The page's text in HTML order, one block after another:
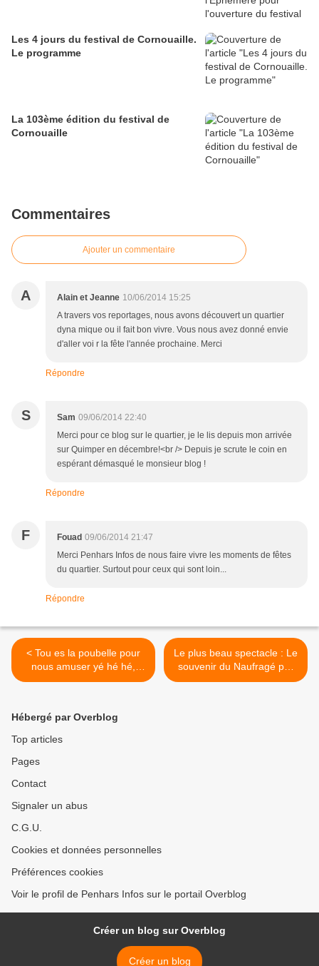
Les 4 jours du festival de Cornouaille.
Le programme
La 103ème édition du festival de
Cornouaille
Commentaires
Ajouter un commentaire
A Alain et Jeanne 10/06/2014 15:25
A travers vos reportages, nous avons découvert un quartier
dyna mique ou il fait bon vivre. Vous nous avez donné envie
d'aller voi r la fête l'année prochaine. Merci
Répondre
S Sam 09/06/2014 22:40
Merci pour ce blog sur le quartier, je le lis depuis mon arrivée
sur Quimper en décembre!<br /> Depuis je scrute le coin en
espérant démasqué le monsieur blog !
Répondre
F Fouad 09/06/2014 21:47
Merci Penhars Infos de nous faire vivre les moments de fêtes
du quartier. Surtout pour ceux qui sont loin...
Répondre
< Tou es la poubelle pour
nous amuser yé hé hé,
Fracasse de 12
Le plus beau spectacle : Le
souvenir du Naufragé par
Claire Ducreux >
Hébergé par Overblog
Top articles
Pages
Contact
Signaler un abus
C.G.U.
Cookies et données personnelles
Préférences cookies
Voir le profil de Penhars Infos sur le portail Overblog
Créer un blog sur Overblog
Créer un blog